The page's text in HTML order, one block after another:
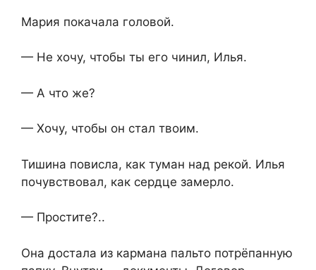
Мария покачала головой.
— Не хочу, чтобы ты его чинил, Илья.
— А что же?
— Хочу, чтобы он стал твоим.
Тишина повисла, как туман над рекой. Илья
почувствовал, как сердце замерло.
— Простите?..
Она достала из кармана пальто потрёпанную